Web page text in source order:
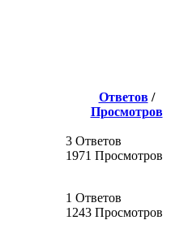
Ответов/
Просмотров
3 Ответов
1971 Просмотров
1 Ответов
1243 Просмотров